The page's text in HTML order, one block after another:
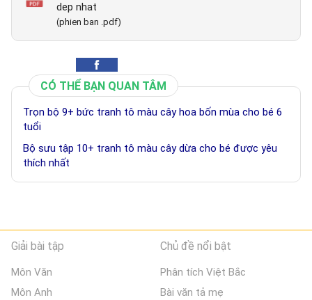
dep nhat
(phien ban .pdf)
CÓ THỂ BẠN QUAN TÂM
Trọn bộ 9+ bức tranh tô màu cây hoa bốn mùa cho bé 6
tuổi
Bộ sưu tập 10+ tranh tô màu cây dừa cho bé được yêu
thích nhất
Giải bài tập
Môn Văn
Môn Anh
Chủ đề nổi bật
Phân tích Việt Bắc
Bài văn tả mẹ